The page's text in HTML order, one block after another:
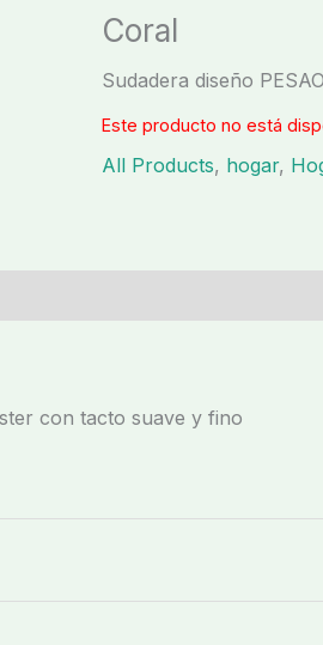
Coral
Sudadera diseño
Este producto no está
All Products, hogar,
con tacto suave y fino